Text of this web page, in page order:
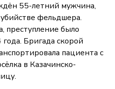
55-летний мужчина,
фельдшера.
преступление было
Бригада скорой
пациента с
в Казачинско-